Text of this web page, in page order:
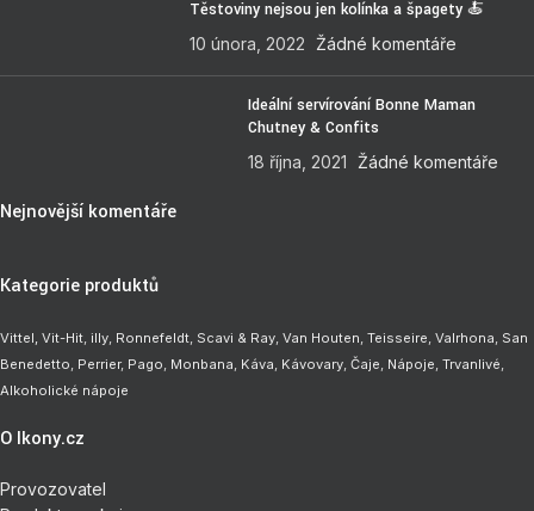
Těstoviny nejsou jen kolínka a špagety 🍝
10 února, 2022 Žádné komentáře
Ideální servírování Bonne Maman
Chutney & Confits
18 října, 2021 Žádné komentáře
Nejnovější komentáře
Kategorie produktů
Vittel, Vit-Hit, illy, Ronnefeldt, Scavi & Ray, Van Houten, Teisseire, Valrhona, San
Benedetto, Perrier, Pago, Monbana, Káva, Kávovary, Čaje, Nápoje, Trvanlivé,
Alkoholické nápoje
O Ikony.cz
Provozovatel